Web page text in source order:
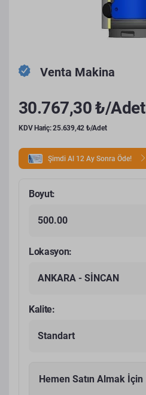
Venta Makina
30.767,30 ₺/Adet
KDV Hariç: 25.639,42 ₺/Adet
Şimdi Al 12 Ay Sonra Öde!
Boyut:
500.00
Lokasyon:
ANKARA - SİNCAN
Kalite:
Standart
Hemen Satın Almak İçin